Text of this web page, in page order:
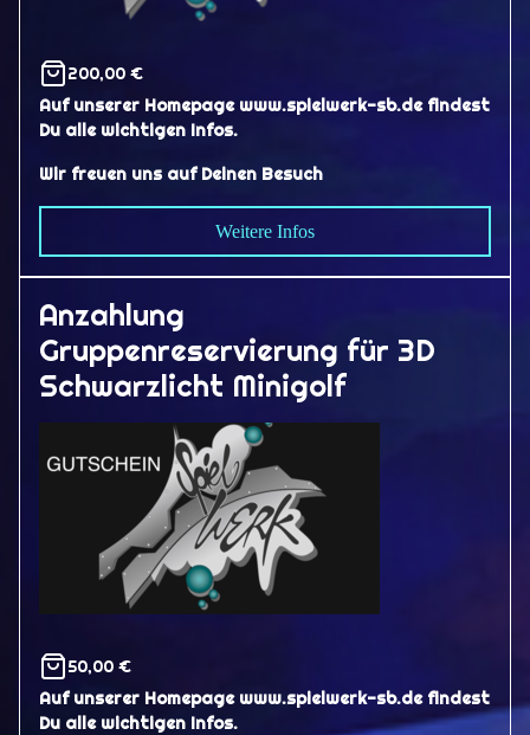
200,00 €
Auf unserer Homepage www.spielwerk-sb.de findest
Du alle wichtigen Infos.
Wir freuen uns auf Deinen Besuch
Weitere Infos
Anzahlung
Gruppenreservierung für 3D
Schwarzlicht Minigolf
50,00 €
Auf unserer Homepage www.spielwerk-sb.de findest
Du alle wichtigen Infos.